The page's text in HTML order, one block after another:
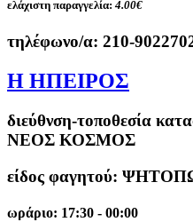
ελάχιστη παραγγελία: 4.00€
τηλέφωνο/α: 210-
Η ΗΠΕΙΡΟΣ
διεύθνση-τοποθεσία
ΝΕΟΣ ΚΟΣΜΟΣ
είδος φαγητού:
ωράριο: 17:30 - 00:00